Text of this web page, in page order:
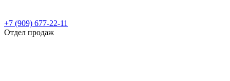
+7 (909) 677-22-11
Отдел продаж